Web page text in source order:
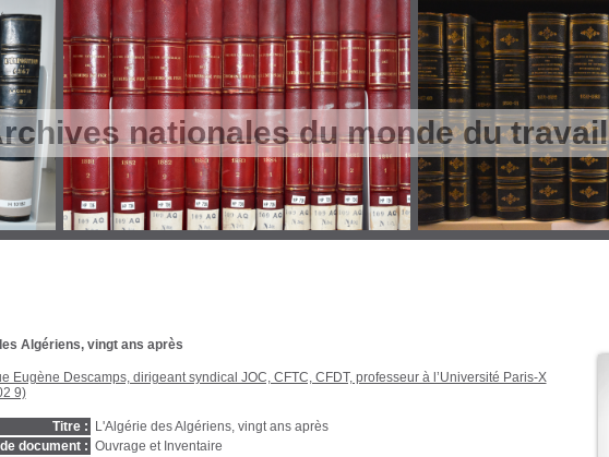
nationales du monde du travail
Algériens, vingt ans après
Eugène Descamps, dirigeant syndical JOC, CFTC, CFDT, professeur à l’Université Paris-X
9)
Titre :
L'Algérie des Algériens, vingt ans après
document : Ouvrage et Inventaire